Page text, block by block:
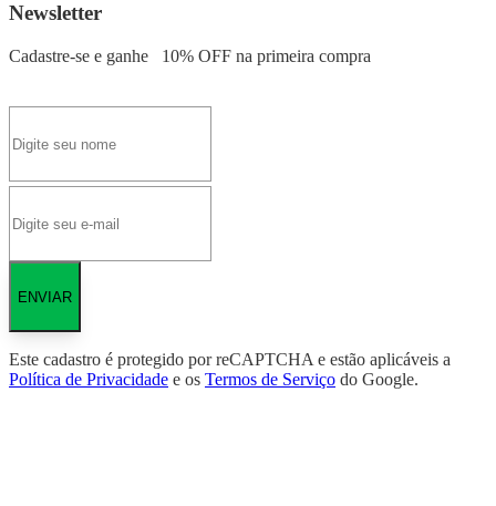
Newsletter
Cadastre-se e ganhe 10% OFF na primeira compra
ENVIAR
Este cadastro é protegido por reCAPTCHA e estão aplicáveis a
Política de Privacidade e os Termos de Serviço do Google.